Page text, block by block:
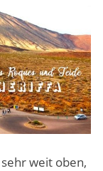
weit oben,